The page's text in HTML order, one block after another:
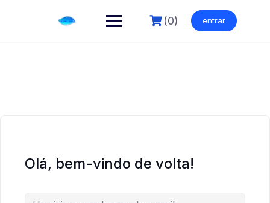
(0) entrar
Olá, bem-vindo de volta!